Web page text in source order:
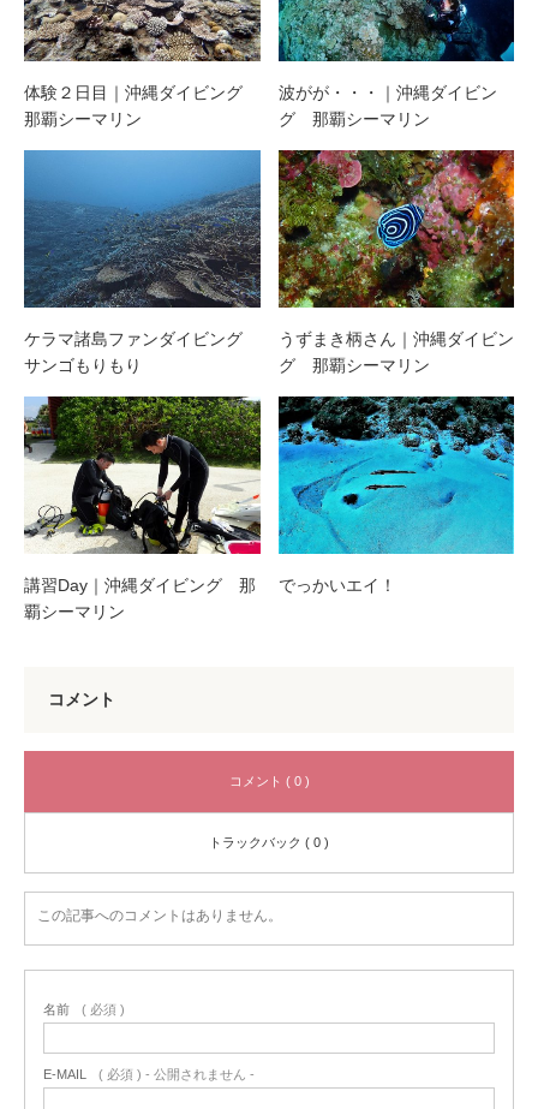
体験２日目｜沖縄ダイビング
那覇シーマリン
波がが・・・｜沖縄ダイビン
グ 那覇シーマリン
ケラマ諸島ファンダイビング
サンゴもりもり
うずまき柄さん｜沖縄ダイビン
グ 那覇シーマリン
講習Day｜沖縄ダイビング 那
覇シーマリン
でっかいエイ！
コメント
コメント ( 0 )
トラックバック ( 0 )
この記事へのコメントはありません。
名前 ( 必須 )
E-MAIL ( 必須 ) - 公開されません -